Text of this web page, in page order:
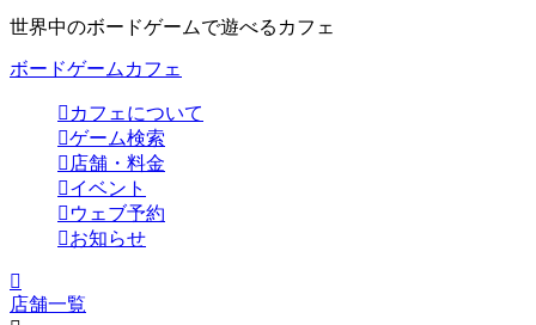
世界中のボードゲームで遊べるカフェ
ボードゲームカフェ
カフェについて
ゲーム検索
店舗・料金
イベント
ウェブ予約
お知らせ
店舗一覧